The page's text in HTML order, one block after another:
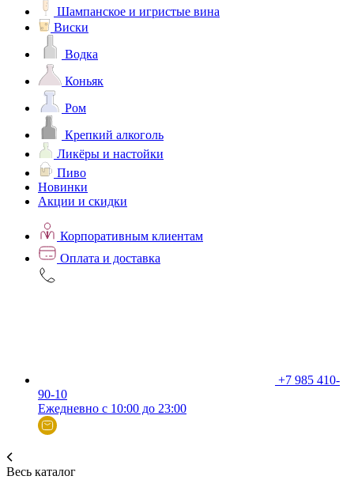
Шампанское и игристые вина
Виски
Водка
Коньяк
Ром
Крепкий алкоголь
Ликёры и настойки
Пиво
Новинки
Акции и скидки
Корпоративным клиентам
Оплата и доставка
+7 985 410-
90-10
Ежедневно с 10:00 до 23:00
Весь каталог